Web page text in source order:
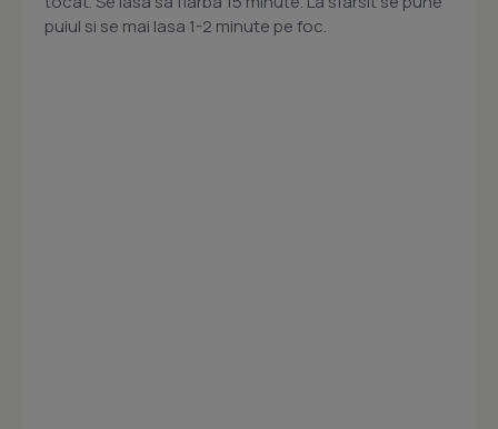
puiul si se mai lasa 1-2 minute pe foc.